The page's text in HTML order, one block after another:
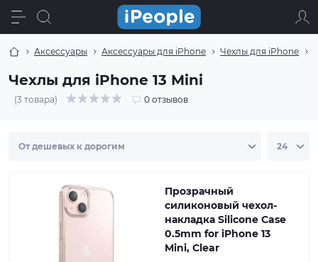
Аксессуары Аксессуары для iPhone Чехлы для iPhone
Чехлы для iPhone 13 Mini
(3 товара) 0 отзывов
Прозрачный
силиконовый чехол-
накладка Silicone Case
0.5mm for iPhone 13
Mini, Clear